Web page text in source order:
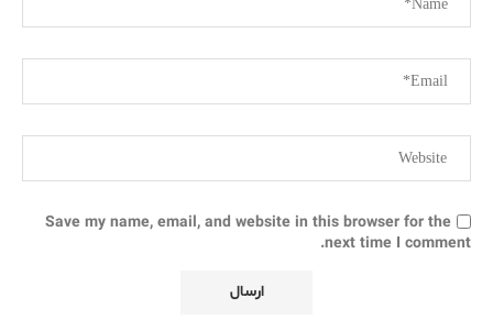
Save my name, email, and website in this browser for the
next time I comment.